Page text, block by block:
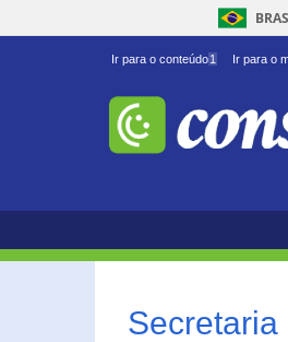
Ir para o conteúdo1 Ir para o